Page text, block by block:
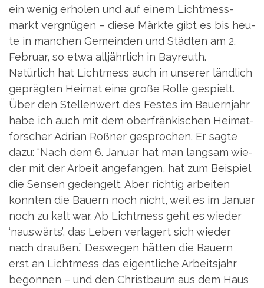
ein wenig erho­len und auf einem Licht­mess­
markt ver­gnü­gen – die­se Märk­te gibt es bis heu­
te in man­chen Gemein­den und Städ­ten am 2.
Febru­ar, so etwa all­jähr­lich in Bay­reuth.
Natür­lich hat Licht­mess auch in unse­rer länd­lich
gepräg­ten Hei­mat eine gro­ße Rol­le gespielt.
Über den Stel­len­wert des Fes­tes im Bau­ern­jahr
habe ich auch mit dem ober­frän­ki­schen Hei­mat­
for­scher Adri­an Roß­ner gespro­chen. Er sag­te
dazu: “Nach dem 6. Janu­ar hat man lang­sam wie­
der mit der Arbeit ange­fan­gen, hat zum Bei­spiel
die Sen­sen geden­gelt. Aber rich­tig arbei­ten
konn­ten die Bau­ern noch nicht, weil es im Janu­ar
noch zu kalt war. Ab Licht­mess geht es wie­der
‘naus­wärts’, das Leben ver­la­gert sich wie­der
nach drau­ßen.” Des­we­gen hät­ten die Bau­ern
erst an Licht­mess das eigent­li­che Arbeits­jahr
begon­nen – und den Christ­baum aus dem Haus